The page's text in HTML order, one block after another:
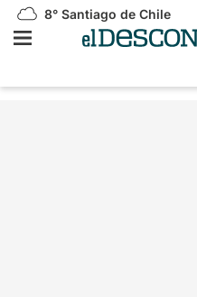
8° Santiago de Chile